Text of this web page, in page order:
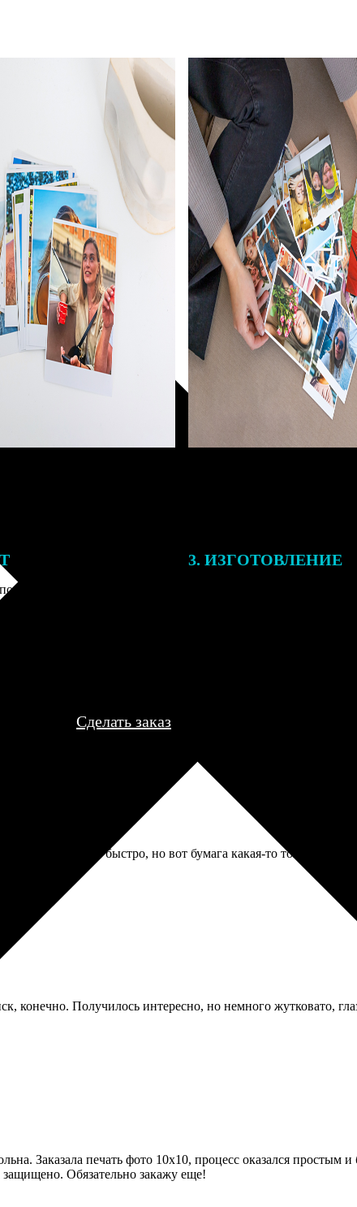
заказа к печати
могут связаться с Вами
телефону или email для
деталей.
3. ИЗГОТОВЛЕНИЕ
Оплатите заказ банковской
оплаты получите
описанием заказа. Когда
Сделать заказ
было. Сделали быстро, но вот бумага какая-то тонковата
конечно. Получилось интересно, но немного жутковато,
Заказала печать фото 10х10, процесс оказался простым
защищено. Обязательно закажу еще!